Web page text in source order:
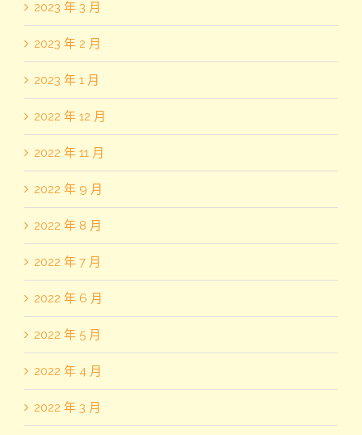
2023 年 3 月
2023 年 2 月
2023 年 1 月
2022 年 12 月
2022 年 11 月
2022 年 9 月
2022 年 8 月
2022 年 7 月
2022 年 6 月
2022 年 5 月
2022 年 4 月
2022 年 3 月